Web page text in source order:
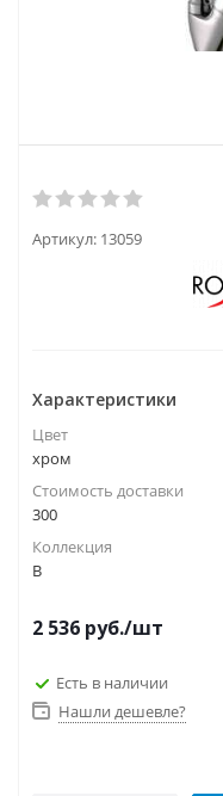
Артикул: 13059
Характеристики
Цвет
хром
Стоимость доставки
300
Коллекция
B
2 536 руб./шт
Есть в наличии
Нашли дешевле?